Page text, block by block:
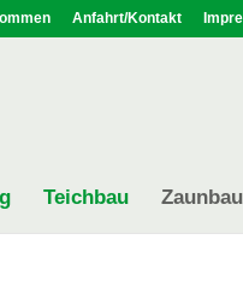
Anfahrt/Kontakt
Teichbau